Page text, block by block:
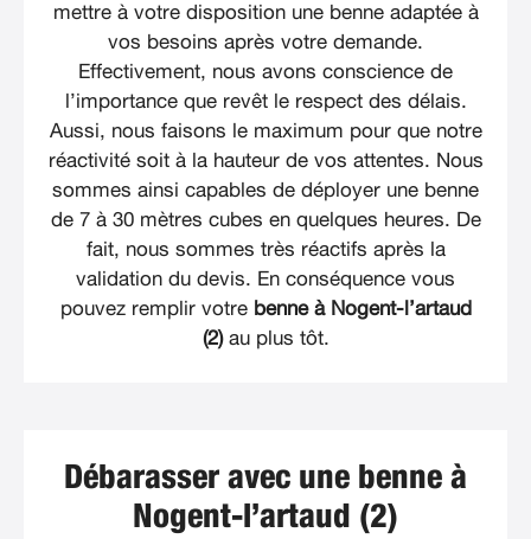
mettre à votre disposition une benne adaptée à
vos besoins après votre demande.
Effectivement, nous avons conscience de
l’importance que revêt le respect des délais.
Aussi, nous faisons le maximum pour que notre
réactivité soit à la hauteur de vos attentes. Nous
sommes ainsi capables de déployer une benne
de 7 à 30 mètres cubes en quelques heures. De
fait, nous sommes très réactifs après la
validation du devis. En conséquence vous
pouvez remplir votre benne à Nogent-l’artaud
(2)au plus tôt.
Débarasser avec une benne à
Nogent-l’artaud (2)